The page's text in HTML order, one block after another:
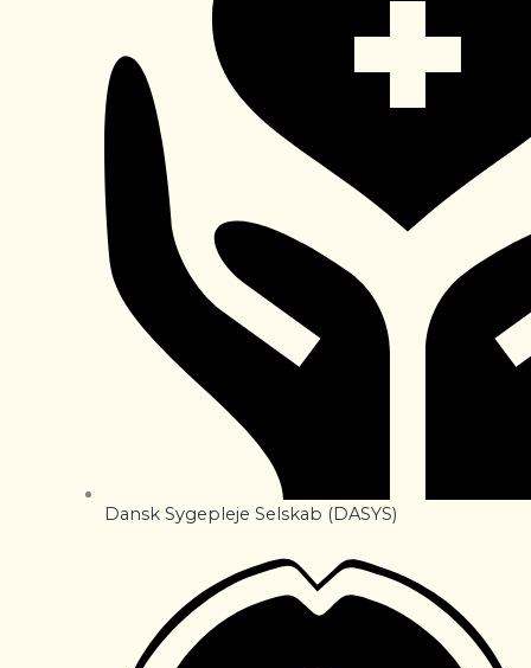
Dansk Sygepleje Selskab (DASYS)